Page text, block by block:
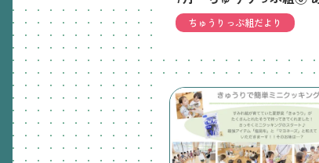
ちゅうりっぷ組だより